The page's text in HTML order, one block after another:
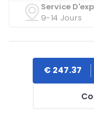
Service
9-14 Jours
€ 247.37